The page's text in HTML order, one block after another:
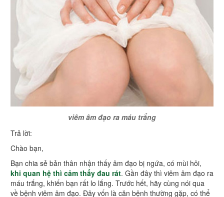
viêm âm đạo ra máu trắng
Trả lời:
Chào bạn,
Bạn chia sẻ bản thân nhận thấy âm đạo bị ngứa, có mùi hôi,
khi quan hệ thì cảm thấy đau rát. Gần đây thì viêm âm đạo ra
máu trắng, khiến bạn rất lo lắng. Trước hết, hãy cùng nói qua
về bệnh viêm âm đạo. Đây vốn là căn bệnh thường gặp, có thể